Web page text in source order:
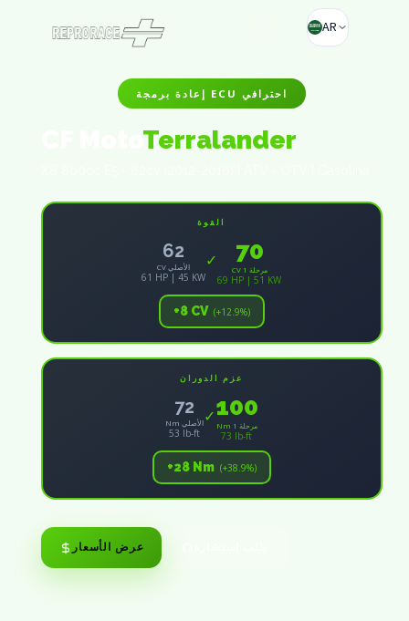
AR
إعادة برمجة ECU احترافي
Terralander
القوة
62
CV الأصلي
61 HP | 45 KW
✓ 70
CV مرحلة 1
69 HP | 51 KW
+8 CV (+12.9%)
عزم الدوران
72
Nm الأصلي
53 lb-ft
✓100
Nm مرحلة 1
73 lb-ft
+28 Nm (+38.9%)
عرض الأسعار